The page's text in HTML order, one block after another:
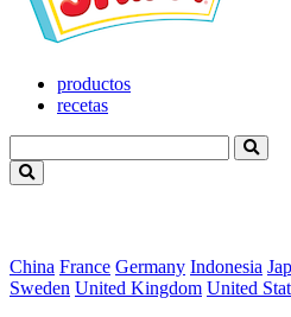
productos
recetas
China France Germany Indonesia
Sweden United Kingdom United